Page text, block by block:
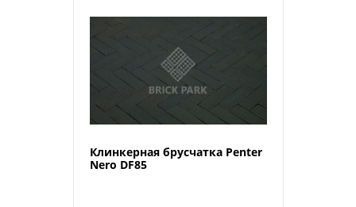
Клинкерная брусчатка Penter
Nero DF85